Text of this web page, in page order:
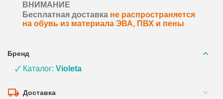
ВНИМАНИЕ
Бесплатная доставка не распространяется
на обувь из материала ЭВА, ПВХ и пены
Бренд
🗸 Каталог:Violeta
Доставка